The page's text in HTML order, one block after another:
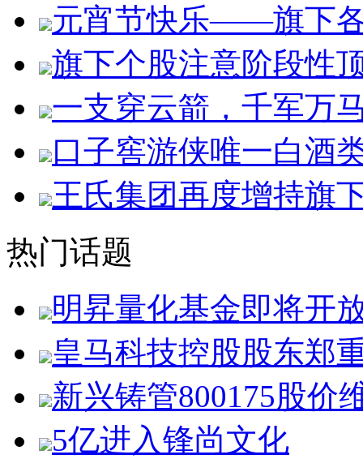
元宵节快乐——旗下
旗下个股注意阶段性
一支穿云箭，千军万
口子窖游侠唯一白酒
王氏集团再度增持旗
热门话题
明昇量化基金即将开
皇马科技控股股东郑
新兴铸管800175股价
5亿进入锋尚文化